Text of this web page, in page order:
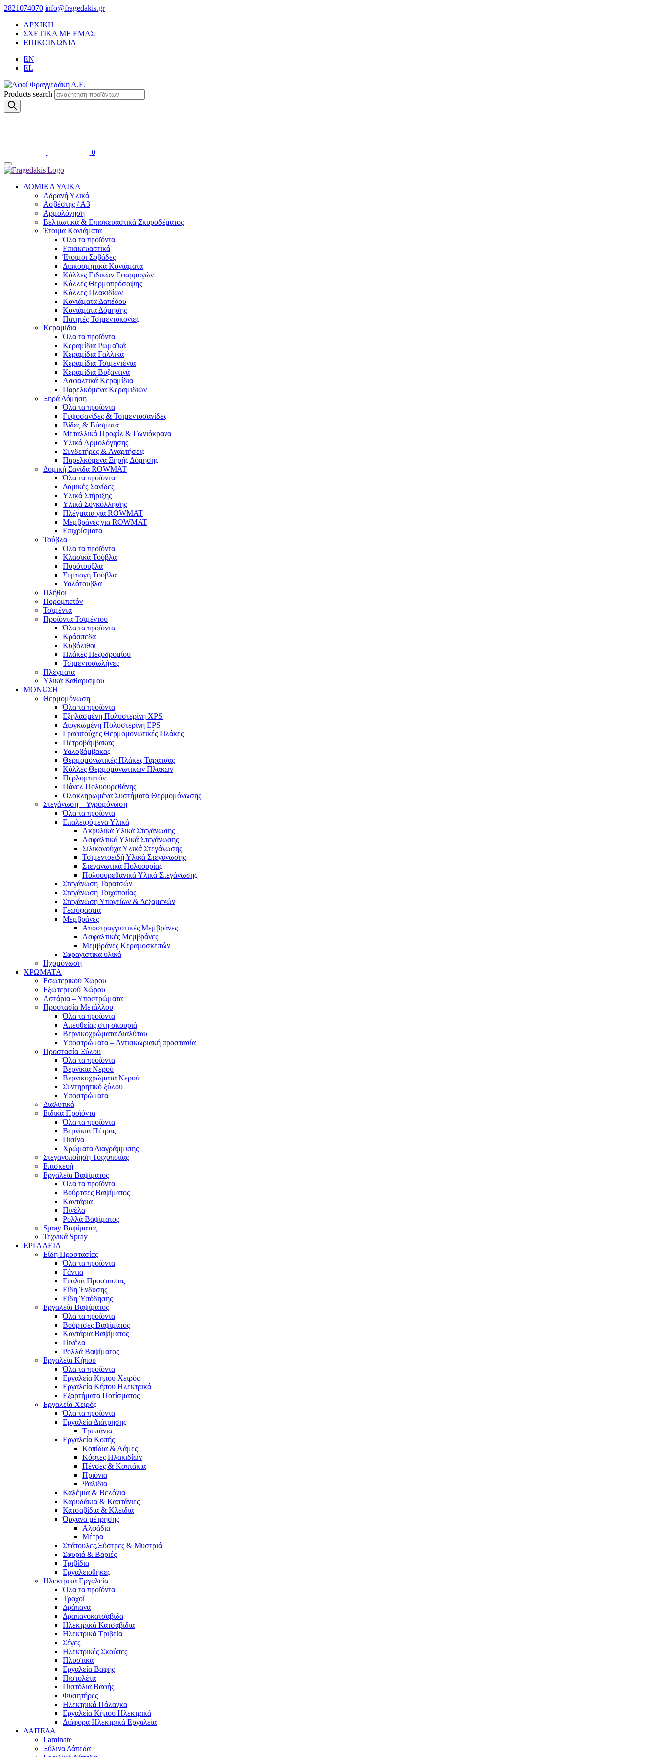
2821074070 info@fragedakis.gr
ΑΡΧΙΚΗ
ΣΧΕΤΙΚΑ ΜΕ ΕΜΑΣ
ΕΠΙΚΟΙΝΩΝΙΑ
EN
EL
Products search
0
ΔΟΜΙΚΑ ΥΛΙΚΑ
Αδρανή Υλικά
Ασβέστης / Α3
Αρμολόγηση
Βελτιωτικά & Επισκευαστικά Σκυροδέματος
Έτοιμα Κονιάματα
Όλα τα προϊόντα
Επισκευαστικά
Έτοιμοι Σοβάδες
Διακοσμητικά Κονιάματα
Κόλλες Ειδικών Εφαρμογών
Κόλλες Θερμοπρόσοψης
Κόλλες Πλακιδίων
Κονιάματα Δαπέδου
Κονιάματα Δόμησης
Πατητές Τσιμεντοκονίες
Κεραμίδια
Όλα τα προϊόντα
Κεραμίδια Ρωμαϊκά
Κεραμίδια Γαλλικά
Κεραμίδια Τσιμεντένια
Κεραμίδια Βυζαντινά
Ασφαλτικά Κεραμίδια
Παρελκόμενα Κεραμιδιών
Ξηρά Δόμηση
Όλα τα προϊόντα
Γυψοσανίδες & Τσιμεντοσανίδες
Βίδες & Βύσματα
Μεταλλικά Προφίλ & Γωνιόκρανα
Υλικά Αρμολόγησης
Συνδετήρες & Αναρτήσεις
Παρελκόμενα Ξηρής Δόμησης
Δομική Σανίδα ROWMAT
Όλα τα προϊόντα
Δομικές Σανίδες
Υλικά Στήριξης
Υλικά Συγκόλλησης
Πλέγματα για ROWMAT
Μεμβράνες για ROWMAT
Επιχρίσματα
Τούβλα
Όλα τα προϊόντα
Κλασικά Τούβλα
Πυρότουβλα
Συμπαγή Τούβλα
Υαλότουβλα
Πλήθοι
Πορομπετόν
Τσιμέντα
Προϊόντα Τσιμέντου
Όλα τα προϊόντα
Κράσπεδα
Κυβόλιθοι
Πλάκες Πεζοδρομίου
Τσιμεντοσωλήνες
Πλέγματα
Υλικά Καθαρισμού
ΜΟΝΩΣΗ
Θερμομόνωση
Όλα τα προϊόντα
Εξηλασμένη Πολυστερίνη XPS
Διογκωμένη Πολυστερίνη EPS
Γραφιτούχες Θερμομονωτικές Πλάκες
Πετροβάμβακας
Υαλοβάμβακας
Θερμομονωτικές Πλάκες Ταράτσας
Κόλλες Θερμομονωτικών Πλακών
Περλομπετόν
Πάνελ Πολυουρεθάνης
Ολοκληρωμένα Συστήματα Θερμομόνωσης
Στεγάνωση – Υγρομόνωση
Όλα τα προϊόντα
Επαλειφόμενα Υλικά
Ακρυλικά Υλικά Στεγάνωσης
Ασφαλτικά Υλικά Στεγάνωσης
Σιλικονούχα Υλικά Στεγάνωσης
Τσιμεντοειδή Υλικά Στεγάνωσης
Στεγανωτικά Πολυουρίας
Πολυουρεθανικά Υλικά Στεγάνωσης
Στεγάνωση Ταρατσών
Στεγάνωση Τοιχοποιίας
Στεγάνωση Υπογείων & Δεξαμενών
Γεωύφασμα
Μεμβράνες
Αποστραγγιστικές Μεμβράνες
Ασφαλτικές Μεμβράνες
Μεμβράνες Κεραμοσκεπών
Σφραγιστικα υλικά
Ηχομόνωση
ΧΡΩΜΑΤΑ
Εσωτερικού Χώρου
Εξωτερικού Χώρου
Αστάρια – Υποστρώματα
Προστασία Μετάλλου
Όλα τα προϊόντα
Απευθείας στη σκουριά
Βερνικοχρώματα Διαλύτου
Υποστρώματα – Αντισκωριακή προστασία
Προστασία Ξύλου
Όλα τα προϊόντα
Βερνίκια Νερού
Βερνικοχρώματα Νερού
Συντηρητικό ξύλου
Υποστρώματα
Διαλυτικά
Ειδικά Προϊόντα
Όλα τα προϊόντα
Βερνίκια Πέτρας
Πισίνα
Χρώματα Διαγράμμισης
Στεγανοποίηση Τοιχοποιίας
Επισκευή
Εργαλεία Βαψίματος
Όλα τα προϊόντα
Βούρτσες Βαψίματος
Κοντάρια
Πινέλα
Ρολλά Βαψίματος
Spray Βαψίματος
Τεχνικά Spray
ΕΡΓΑΛΕΙΑ
Είδη Προστασίας
Όλα τα προϊόντα
Γάντια
Γυαλιά Προστασίας
Είδη Ένδυσης
Είδη Ύπόδησης
Εργαλεία Βαψίματος
Όλα τα προϊόντα
Βούρτσες Βαψίματος
Κοντάρια Βαψίματος
Πινέλα
Ρολλά Βαψίματος
Εργαλεία Κήπου
Όλα τα προϊόντα
Εργαλεία Κήπου Χειρός
Εργαλεία Κήπου Ηλεκτρικά
Εξαρτήματα Ποτίσματος
Εργαλεία Χειρός
Όλα τα προϊόντα
Εργαλεία Διάτρησης
Τρυπάνια
Εργαλεία Κοπής
Κοπίδια & Λάμες
Κόφτες Πλακιδίων
Πένσες & Κοπτάκια
Πριόνια
Ψαλίδια
Καλέμια & Βελόνια
Καρυδάκια & Καστάνιες
Κατσαβίδια & Κλειδιά
Όργανα μέτρησης
Αλφάδια
Μέτρα
Σπάτουλες,Ξύστρες & Μυστριά
Σφυριά & Βαριές
Τριβίδια
Εργαλειοθήκες
Ηλεκτρικά Εργαλεία
Όλα τα προϊόντα
Τροχοί
Δράπανα
Δραπανοκατσάβιδα
Ηλεκτρικά Κατσαβίδια
Ηλεκτρικά Τριβεία
Σέγες
Ηλεκτρικές Σκούπες
Πλυστικά
Εργαλεία Βαφής
Πιστολέτα
Πιστόλια Βαφής
Φυσητήρες
Ηλεκτρικά Πάλαγκα
Εργαλεία Κήπου Ηλεκτρικά
Διάφορα Ηλεκτρικά Εργαλεία
ΔΑΠΕΔΑ
Laminate
Ξύλινα Δάπεδα